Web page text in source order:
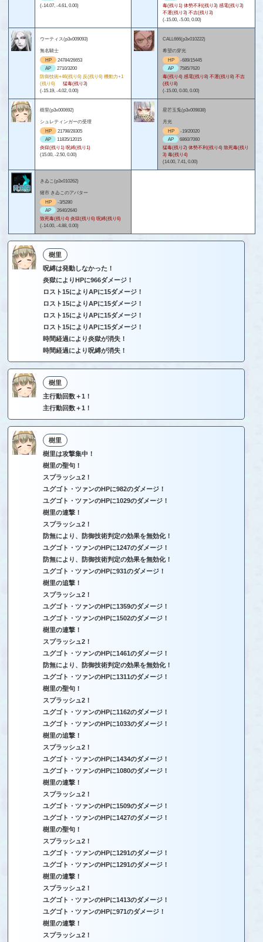
(-14.07, -4.61, 0.00)
毒(残り1) 体勢不利(残り3) 感電(残り3)
不運(残り3) 不吉(残り3)
(-15.00, -5.00, 0.00)
ウーティス(p3x009093)
無名騎士
HP
24784/26653
AP
2710/3200
防御技術+46(残り6) 反(残り6) 機動力+1
(残り6)
猛毒(残り3)
(-15.19, -4.02, 0.00)
CALL666(p3x010222)
希望の穿光
HP
-689/15445
AP
7585/7620
毒(残り4) 感電(残り8) 不運(残り8) 不吉
(残り8)
(-15.00, 0.00, 0.00)
樹里(p3x000692)
シュレティンガーの受理
HP
21798/28305
AP
11835/12015
炎獄(残り1) 呪縛(残り1)
(15.00, -2.50, 0.00)
星芒玉兎(p3x009838)
月光
HP
-19/20020
AP
6860/7060
猛毒(残り2) 体勢不利(残り4) 致死毒(残り
3) 毒(残り4)
(14.00, 7.41, 0.00)
きゐこ(p3x010262)
猪市 きゐこのアバター
HP
-3/5280
AP
2640/2640
致死毒(残り4) 炎獄(残り6) 呪縛(残り6)
(-14.00, -4.88, 0.00)
樹里
呪縛は発動しなかった！
炎獄によりHPに966ダメージ！
ロスト15によりAPに15ダメージ！
ロスト15によりAPに15ダメージ！
ロスト15によりAPに15ダメージ！
ロスト15によりAPに15ダメージ！
時間経過により炎獄が消失！
時間経過により呪縛が消失！
樹里
主行動回数＋1！
主行動回数＋1！
樹里
樹里は攻撃集中！
樹里の聖句！
スプラッシュ2！
ユグゴト・ツァンのHPに982のダメージ！
ユグゴト・ツァンのHPに1029のダメージ！
樹里の連撃！
スプラッシュ2！
防無により、防御技術判定の効果を無効化！
ユグゴト・ツァンのHPに1247のダメージ！
防無により、防御技術判定の効果を無効化！
ユグゴト・ツァンのHPに931のダメージ！
樹里の追撃！
スプラッシュ2！
ユグゴト・ツァンのHPに1359のダメージ！
ユグゴト・ツァンのHPに1502のダメージ！
樹里の連撃！
スプラッシュ2！
ユグゴト・ツァンのHPに1461のダメージ！
防無により、防御技術判定の効果を無効化！
ユグゴト・ツァンのHPに1311のダメージ！
樹里の聖句！
スプラッシュ2！
ユグゴト・ツァンのHPに1162のダメージ！
ユグゴト・ツァンのHPに1033のダメージ！
樹里の追撃！
スプラッシュ2！
ユグゴト・ツァンのHPに1434のダメージ！
ユグゴト・ツァンのHPに1080のダメージ！
樹里の連撃！
スプラッシュ2！
ユグゴト・ツァンのHPに1509のダメージ！
ユグゴト・ツァンのHPに1427のダメージ！
樹里の聖句！
スプラッシュ2！
ユグゴト・ツァンのHPに1291のダメージ！
ユグゴト・ツァンのHPに1291のダメージ！
樹里の連撃！
スプラッシュ2！
ユグゴト・ツァンのHPに1413のダメージ！
ユグゴト・ツァンのHPに971のダメージ！
樹里の連撃！
スプラッシュ2！